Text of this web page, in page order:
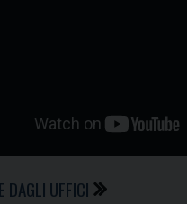
DAGLI UFFICI